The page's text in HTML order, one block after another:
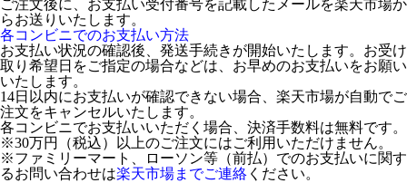
ご注文後に、お支払い受付番号を記載したメールを楽天市場か
らお送りいたします。
各コンビニでのお支払い方法
お支払い状況の確認後、発送手続きが開始いたします。お受け
取り希望日をご指定の場合などは、お早めのお支払いをお願い
いたします。
14日以内にお支払いが確認できない場合、楽天市場が自動でご
注文をキャンセルいたします。
各コンビニでお支払いいただく場合、決済手数料は無料です。
※30万円（税込）以上のご注文にはご利用いただけません。
※ファミリーマート、ローソン等（前払）でのお支払いに関す
るお問い合わせは楽天市場までご連絡 ください。